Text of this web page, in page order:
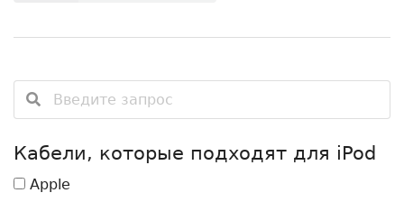
Кабели, которые подходят для iPod
Apple